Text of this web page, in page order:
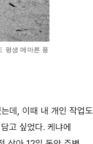
평생 메마른 풍
데, 이때 내 개인 작업도
고 싶었다. 케냐에